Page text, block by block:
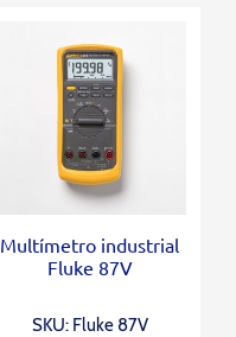
Multímetro industrial
Fluke 87V
SKU: Fluke 87V